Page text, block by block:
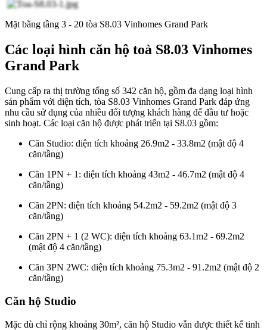
Mặt bằng tầng 3 - 20 tòa S8.03 Vinhomes Grand Park
Các loại hình căn hộ toà S8.03 Vinhomes
Grand Park
Cung cấp ra thị trường tổng số 342 căn hộ, gồm đa dạng loại hình
sản phẩm với diện tích, tòa S8.03 Vinhomes Grand Park đáp ứng
nhu cầu sử dụng của nhiều đối tượng khách hàng để đầu tư hoặc
sinh hoạt. Các loại căn hộ được phát triển tại S8.03 gồm:
Căn Studio: diện tích khoảng 26.9m2 - 33.8m2 (mật độ 4
căn/tầng)
Căn 1PN + 1: diện tích khoảng 43m2 - 46.7m2 (mật độ 4
căn/tầng)
Căn 2PN: diện tích khoảng 54.2m2 - 59.2m2 (mật độ 3
căn/tầng)
Căn 2PN + 1 (2 WC): diện tích khoảng 63.1m2 - 69.2m2
(mật độ 4 căn/tầng)
Căn 3PN 2WC: diện tích khoảng 75.3m2 - 91.2m2 (mật độ 2
căn/tầng)
Căn hộ Studio
Mặc dù chỉ rộng khoảng 30m², căn hộ Studio vẫn được thiết kế tinh